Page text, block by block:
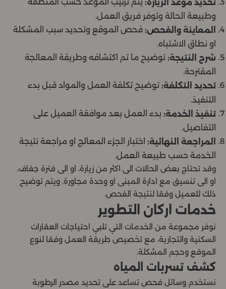
تحديد موعد الزيارة:
وطبيعة الحالة وتوفر فريق العمل.
المعاينة والفحص: فحص الموقع وتحديد سبب المشكلة
او نطاق الاشتباه.
شرح النتيجة: توضيح ما تم اكتشافه وطريقة المعالجة
المقترحة.
تحديد التكلفة: توضيح تكلفة العمل والمواد قبل بدء
التنفيذ.
تنفيذ الخدمة: بدء العمل بعد موافقة العميل على
التفاصيل.
المراجعة النهائية: اختبار الجزء المعالج او مراجعة نتيجة
الخدمة حسب طبيعة العمل.
وقد تحتاج بعض الحالات الى اكثر من زيارة، او الى فترة جفاف،
او الى تنسيق مع ادارة المبنى او وحدة مجاورة. ويتم توضيح
ذلك للعميل وفقا لنتيجة الفحص.
خدمات اركان التطوير
نوفر مجموعة من الخدمات التي تلبي احتياجات العقارات
السكنية والتجارية، مع تخصيص طريقة العمل وفقا لنوع
الموقع وحجم المشكلة.
كشف تسربات المياه
نستخدم وسائل فحص تساعد على تحديد مصدر الرطوبة